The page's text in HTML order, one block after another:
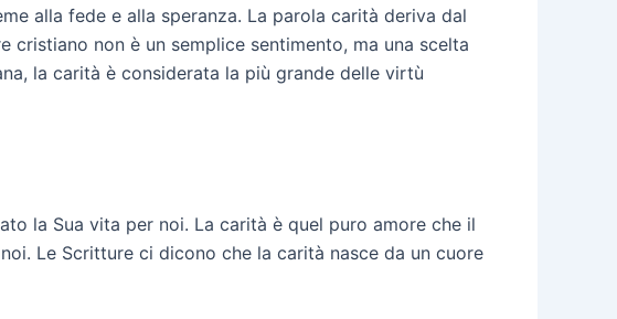
alla fede e alla speranza. La parola carità deriva dal
cristiano non è un semplice sentimento, ma una scelta
la carità è considerata la più grande delle virtù
la Sua vita per noi. La carità è quel puro amore che il
Le Scritture ci dicono che la carità nasce da un cuore